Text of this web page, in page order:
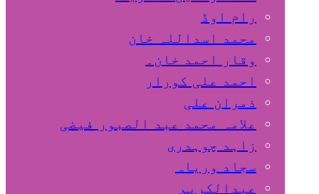
رام اوڈ
محمد اسداللہ خان
وقار احمد خان۔
احمد علی کورار
ذمران علی
علامہ محمد عبد الصبور فیضی
زاہد چوہدری
سجاد وریاہ
عبدالکریم